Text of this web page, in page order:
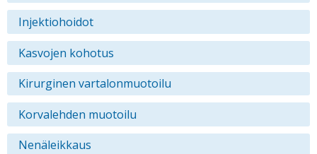
Injektiohoidot
Kasvojen kohotus
Kirurginen vartalonmuotoilu
Korvalehden muotoilu
Nenäleikkaus